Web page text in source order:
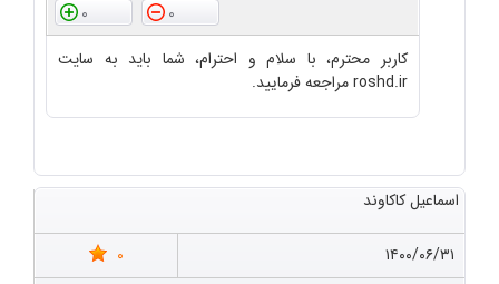
0
0
کاربر محترم، با سلام و احترام، شما باید به سایت
roshd.ir مراجعه فرمایید.
اسماعیل کاکاوند
۱۴۰۰/۰۶/۳۱
0